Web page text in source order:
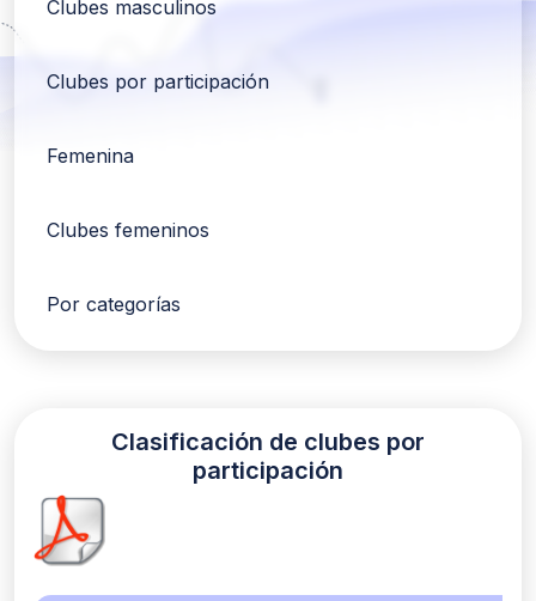
Clubes masculinos
Clubes por participación
Femenina
Clubes femeninos
Por categorías
Clasificación de clubes por
participación